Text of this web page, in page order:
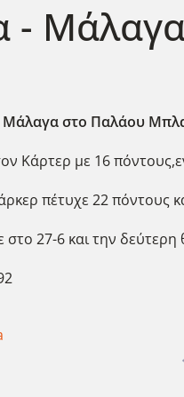
Μάλαγα
στο Παλάου
Κάρτερ με 16
πέτυχε 22 πόντους
27-6 και την